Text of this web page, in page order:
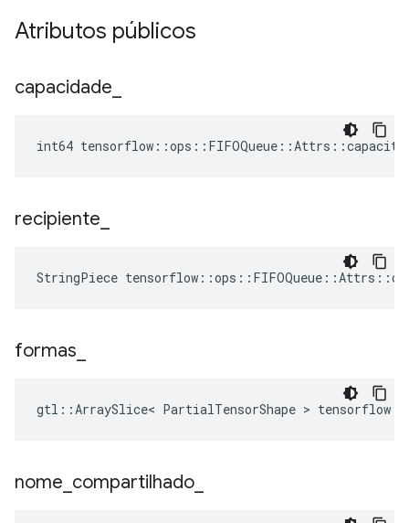
Atributos públicos
capacidade
int64
recipiente
StringPiece
formas
gtl::ArraySlice< PartialTensorShape >
nome compartilhado